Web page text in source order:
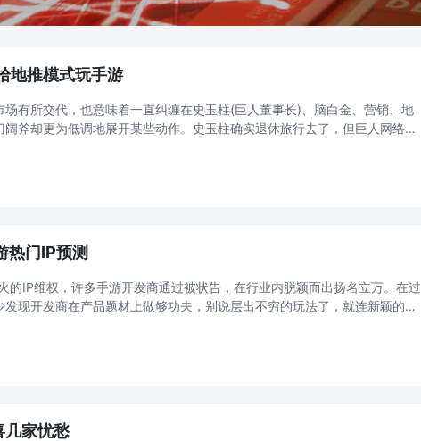
地推模式玩手游
有所交代，也意味着一直纠缠在史玉柱(巨人董事长)、脑白金、营销、地
斧却更为低调地展开某些动作。史玉柱确实退休旅行去了，但巨人网络将
热门IP预测
的IP维权，许多手游开发商通过被状告，在行业内脱颖而出扬名立万。在过
现开发商在产品题材上做够功夫，别说层出不穷的玩法了，就连新颖的故
几家忧愁